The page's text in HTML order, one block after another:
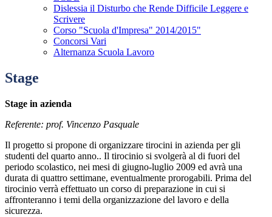
Dislessia il Disturbo che Rende Difficile Leggere e
Scrivere
Corso "Scuola d'Impresa" 2014/2015"
Concorsi Vari
Alternanza Scuola Lavoro
Stage
Stage in azienda
Referente: prof. Vincenzo Pasquale
Il progetto si propone di organizzare tirocini in azienda per gli
studenti del quarto anno.. Il tirocinio si svolgerà al di fuori del
periodo scolastico, nei mesi di giugno-luglio 2009 ed avrà una
durata di quattro settimane, eventualmente prorogabili. Prima del
tirocinio verrà effettuato un corso di preparazione in cui si
affronteranno i temi della organizzazione del lavoro e della
sicurezza.